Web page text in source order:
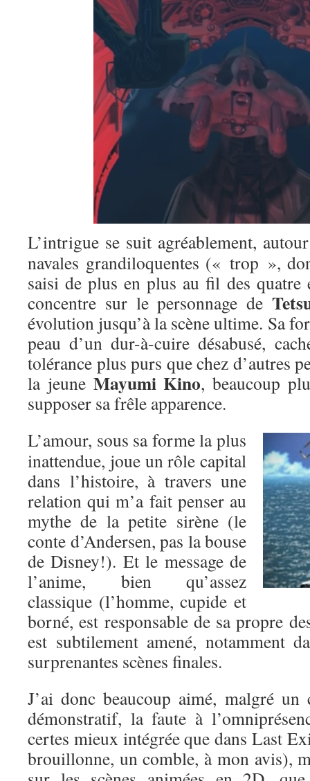
L’intrigue se suit agréablement,
navales grandiloquentes (« trop »,
saisi de plus en plus au fil des quatre
concentre sur le personnage de
évolution jusqu’à la scène ultime. Sa
peau d’un dur-à-cuire désabusé,
tolérance plus purs que chez d’autres
la jeune Mayumi Kino, beaucoup
supposer sa frêle apparence.
L’amour, sous sa forme la plus
inattendue, joue un rôle capital
dans l’histoire, à travers une
relation qui m’a fait penser au
mythe de la petite sirène (le
conte d’Andersen, pas la bouse
de Disney!). Et le message de
l’anime, bien qu’assez
classique (l’homme, cupide et
borné, est responsable de sa propre
est subtilement amené, notamment
surprenantes scènes finales.
J’ai donc beaucoup aimé, malgré
démonstratif, la faute à
certes mieux intégrée que dans Last
brouillonne, un comble, à mon avis),